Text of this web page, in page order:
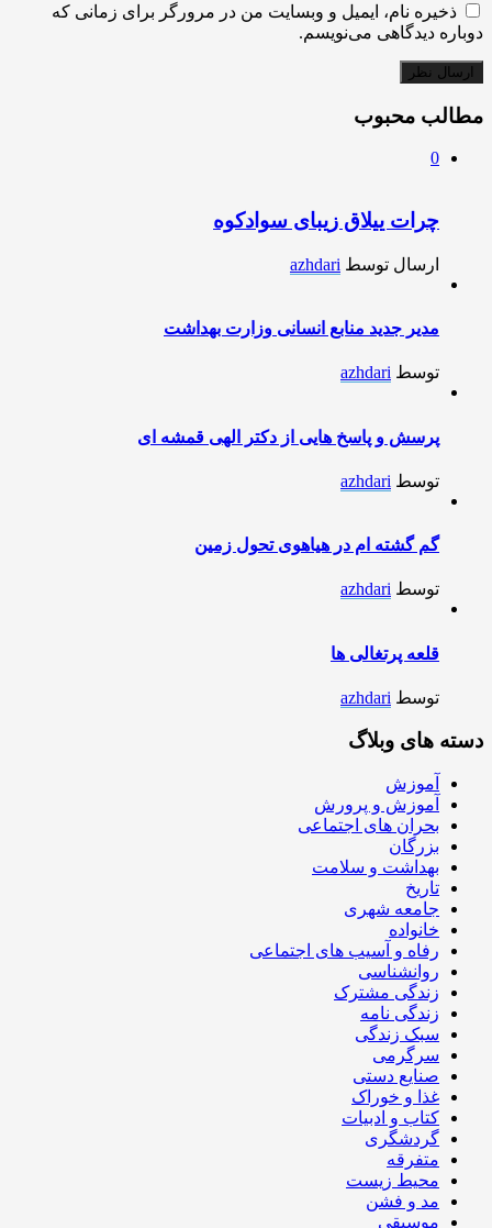
ذخیره نام، ایمیل و وبسایت من در مرورگر برای زمانی که
دوباره دیدگاهی می‌نویسم.
مطالب محبوب
0
چرات ییلاق زیبای سوادکوه
ارسال توسط azhdari
مدیر جدید منابع انسانی وزارت بهداشت
توسط azhdari
پرسش و پاسخ هایی از دکتر الهی قمشه ای
توسط azhdari
گم گشته ام در هیاهوی تحول زمین
توسط azhdari
قلعه پرتغالی ها
توسط azhdari
دسته های وبلاگ
آموزش
آموزش و پرورش
بحران های اجتماعی
بزرگان
بهداشت و سلامت
تاریخ
جامعه شهری
خانواده
رفاه و آسیب های اجتماعی
روانشناسی
زندگی مشترک
زندگی نامه
سبک زندگی
سرگرمی
صنایع دستی
غذا و خوراک
کتاب و ادبیات
گردشگری
متفرقه
محیط زیست
مد و فشن
موسیقی